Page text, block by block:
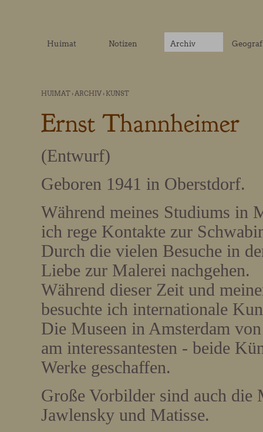
HUIMAT ›ARCHIV › KUNST
Ernst Thannheimer
(Entwurf)
Geboren 1941 in Oberstdorf.
Während meines Studiums in
ich rege Kontakte zur
Durch die vielen Besuche in
Liebe zur Malerei nachgehen.
Während dieser Zeit und
besuchte ich internationale
Die Museen in Amsterdam
am interessantesten - beide
Werke geschaffen.
Große Vorbilder sind auch
Jawlensky und Matisse.
Huimat Notizen Archiv